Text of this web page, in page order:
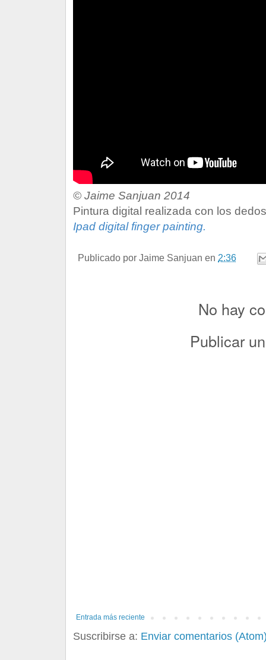
© Jaime Sanjuan 2014
Pintura digital realizada con los
Ipad digital finger painting.
Publicado por Jaime Sanjuan en 2:36
No hay
Publicar
Entrada más reciente
Suscribirse a: Enviar comentarios